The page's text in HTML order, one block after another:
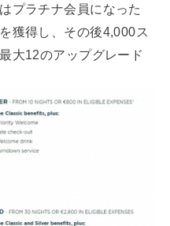
プラチナ会員になった
獲得し、その後4,000ス
大12のアップグレード